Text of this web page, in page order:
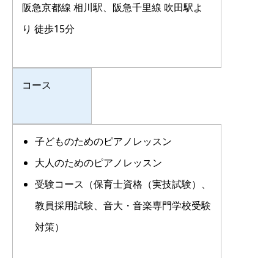
阪急京都線 相川駅、阪急千里線 吹田駅よ
り 徒歩15分
コース
子どものためのピアノレッスン
大人のためのピアノレッスン
受験コース（保育士資格（実技試験）、
教員採用試験、音大・音楽専門学校受験
対策）